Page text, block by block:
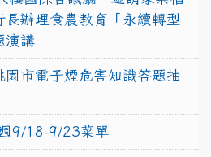
辦理食農教育「永續轉型
演講
園市電子煙危害知識答題抽
9/18-9/23菜單